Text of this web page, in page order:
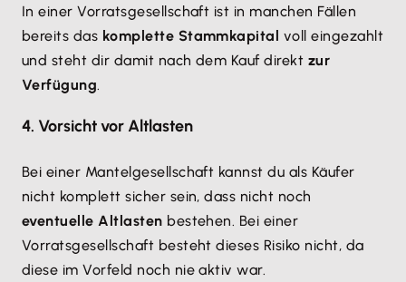
In einer Vorratsgesellschaft ist in manchen Fällen
bereits das komplette Stammkapital voll eingezahlt
und steht dir damit nach dem Kauf direkt zur
Verfügung.
4. Vorsicht vor Altlasten
Bei einer Mantelgesellschaft kannst du als Käufer
nicht komplett sicher sein, dass nicht noch
eventuelle Altlasten bestehen. Bei einer
Vorratsgesellschaft besteht dieses Risiko nicht, da
diese im Vorfeld noch nie aktiv war.